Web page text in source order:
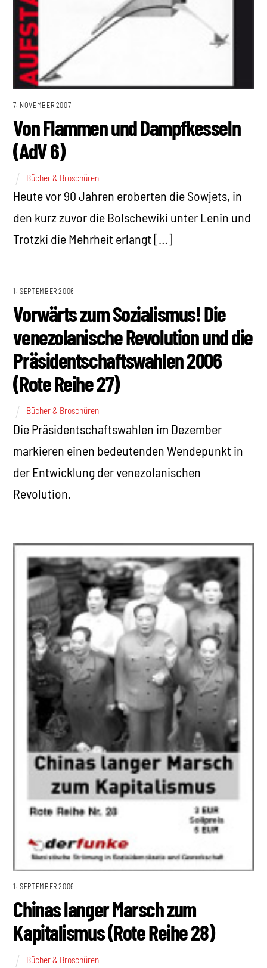
7. NOVEMBER 2007
Von Flammen und Dampfkesseln
(AdV 6)
Bücher & Broschüren
Heute vor 90 Jahren eroberten die Sowjets, in
den kurz zuvor die Bolschewiki unter Lenin und
Trotzki die Mehrheit erlangt […]
1. SEPTEMBER 2006
Vorwärts zum Sozialismus! Die
venezolanische Revolution und die
Präsidentschaftswahlen 2006
(Rote Reihe 27)
Bücher & Broschüren
Die Präsidentschaftswahlen im Dezember
markieren einen bedeutenden Wendepunkt in
der Entwicklung der venezolanischen
Revolution.
1. SEPTEMBER 2006
Chinas langer Marsch zum
Kapitalismus (Rote Reihe 28)
Bücher & Broschüren